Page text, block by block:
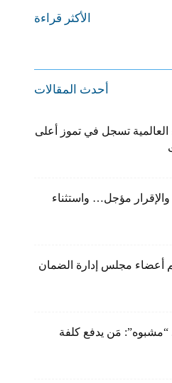
الأكثر قراءة
أحدث المقالات
العالمية تسجل في تموز أعلى
والإقرار مؤجل… واستثناء
هم أعضاء مجلس إدارة الضمان
“مشبوه”: مَن يدفع كلفة